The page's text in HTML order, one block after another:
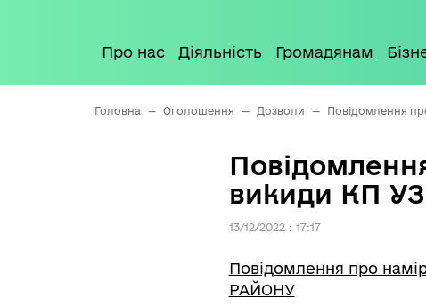
Про нас Діяльність Громадянам
Головна — Оголошення — Дозволи — Повідомлення
викиди КП
13/12/2022 : 17:17
Повідомлення про
РАЙОНУ